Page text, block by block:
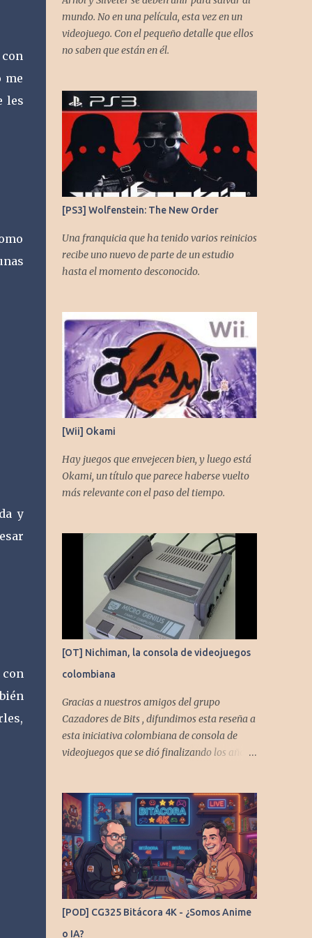
con
me
les
y
con
gracias a todos los que nos agregan a sus
plataformas de podcast y nos dejan
comentarios en nuestras diferentes redes.
Instagram -
https://www.instagram.com/cronicasgoomb
a/ Facebook -
https://www.facebook.com/CronicasGoomb
a
mundo. No en una película, esta vez en un
videojuego. Con el pequeño detalle que ellos
no saben que están en él.
[PS3] Wolfenstein: The New Order
Una franquicia que ha tenido varios reinicios
recibe uno nuevo de parte de un estudio
hasta el momento desconocido.
[Wii] Okami
Hay juegos que envejecen bien, y luego está
Okami, un título que parece haberse vuelto
más relevante con el paso del tiempo.
[OT] Nichiman, la consola de videojuegos
colombiana
Gracias a nuestros amigos del grupo
Cazadores de Bits , difundimos esta reseña a
esta iniciativa colombiana de consola de
videojuegos que se dió finalizando los años
[POD] CG325 Bitácora 4K - ¿Somos Anime
o IA?